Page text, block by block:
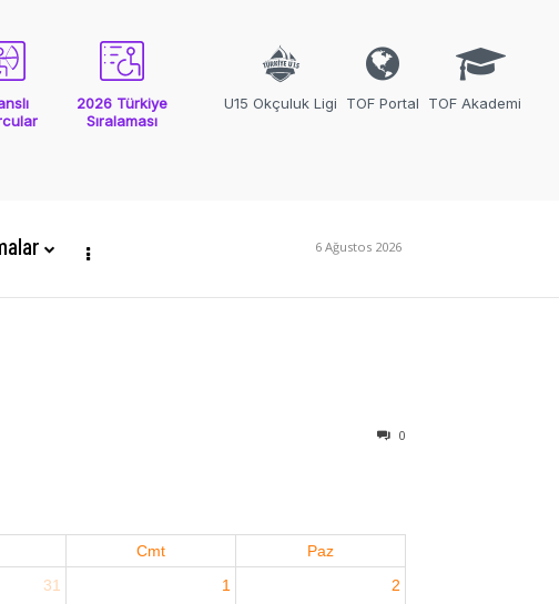
2026 Türkiye
Sıralaması
U15 Okçuluk Ligi TOF Portal TOF Akademi
6 Ağustos 2026
0
Cmt
Paz
31 1 2